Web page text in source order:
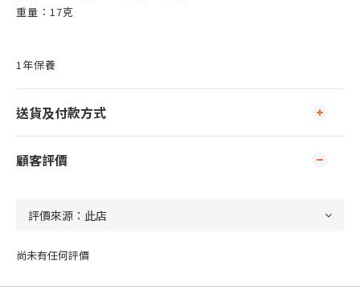
重量：17克
1年保養
送貨及付款方式
顧客評價
尚未有任何評價